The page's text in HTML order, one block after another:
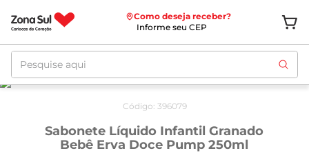
Como deseja receber?
Informe seu CEP
Pesquise aqui
Código: 396079
Sabonete Líquido Infantil Granado
Bebê Erva Doce Pump 250ml